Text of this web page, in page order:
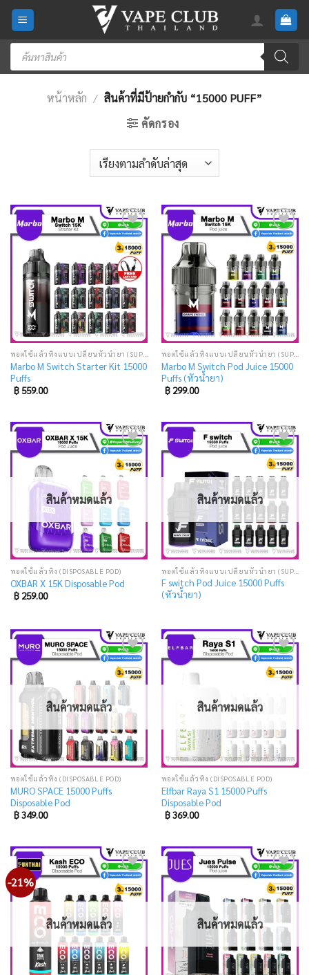
Skip
content
Products
search
หน้าหลัก / สินค้าที่มีป้ายกำกับ “15000 PUFF”
คัดกรอง
Add
to
wishlist
Marbo M Switch Starter Kit 15000
Puffs
฿559.00
Add
to
wishlist
Marbo M Switch Pod Juice 15000
Puffs (หัวน้ำยา)
฿299.00
Add
to
wishlist
สินค้าหมดแล้ว
พอตใช้แล้วทิ้ง (DISPOSABLE POD)
OXBAR X 15K Disposable Pod
฿259.00
Add
to
wishlist
สินค้าหมดแล้ว
F switch Pod Juice 15000 Puffs
(หัวน้ำยา)
Add
to
wishlist
สินค้าหมดแล้ว
พอตใช้แล้วทิ้ง (DISPOSABLE POD)
MURO SPACE 15000 Puffs
Disposable Pod
฿349.00
Add
to
สินค้าหมดแล้ว
พอตใช้แล้วทิ้ง (DISPOSABLE POD)
Elfbar Raya S1 15000 Puffs
Disposable Pod
฿369.00
-21%
Add
to
wishlist
สินค้าหมดแล้ว
Add
to
wishlist
สินค้าหมดแล้ว